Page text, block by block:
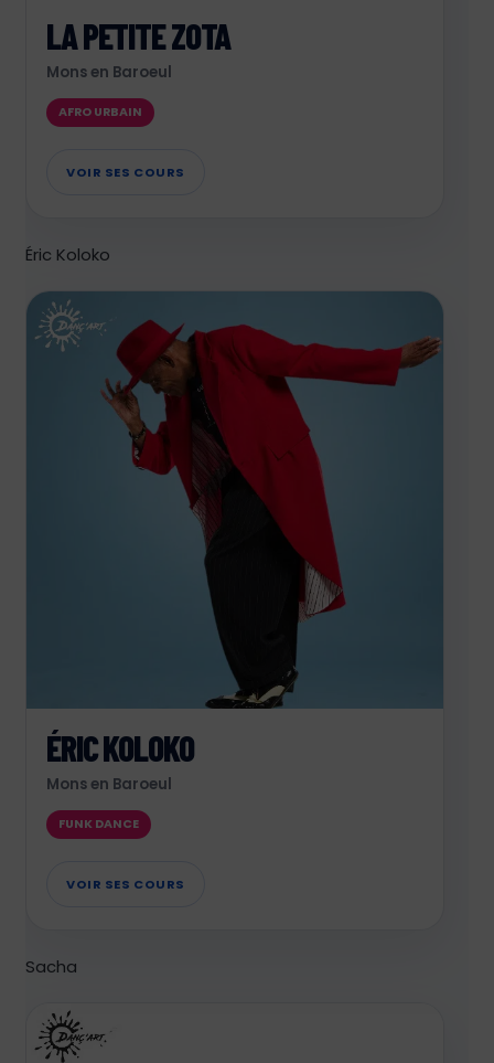
LA PETITE ZOTA
Mons en Baroeul
AFRO URBAIN
VOIR SES COURS
Éric Koloko
ÉRIC KOLOKO
Mons en Baroeul
FUNK DANCE
VOIR SES COURS
Sacha